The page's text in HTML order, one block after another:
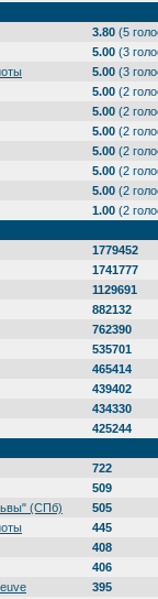
3.80 (5
5.00 (3
5.00 (3
5.00 (2
5.00 (2
5.00 (2
5.00 (2
5.00 (2
5.00 (2
1.00 (2
1779452
1741777
1129691
882132
762390
535701
465414
439402
434330
425244
722
509
(СПб)
505
445
408
406
395